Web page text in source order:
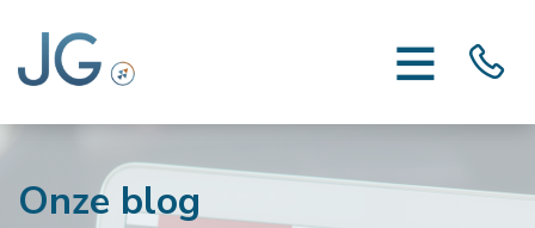
Onze blog